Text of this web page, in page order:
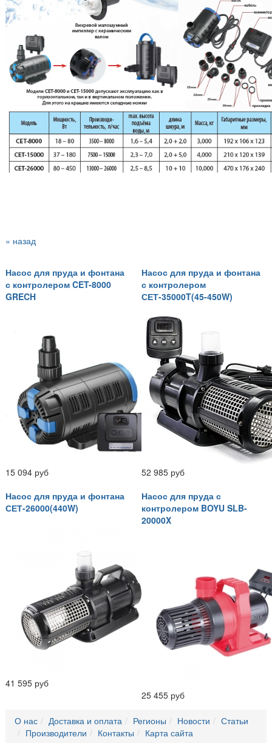
« назад
Насос для пруда и фонтана
с контролером CET-8000
GRECH
15 094 руб
Насос для пруда и фонтана
с контролером
СЕТ-35000T(45-450W)
52 985 руб
Насос для пруда и фонтана
СЕТ-26000(440W)
41 595 руб
Насос для пруда с
контролером BOYU SLB-
20000X
25 455 руб
О нас Доставка и оплата Регионы Новости
Статьи
Производители
Контакты Карта сайта